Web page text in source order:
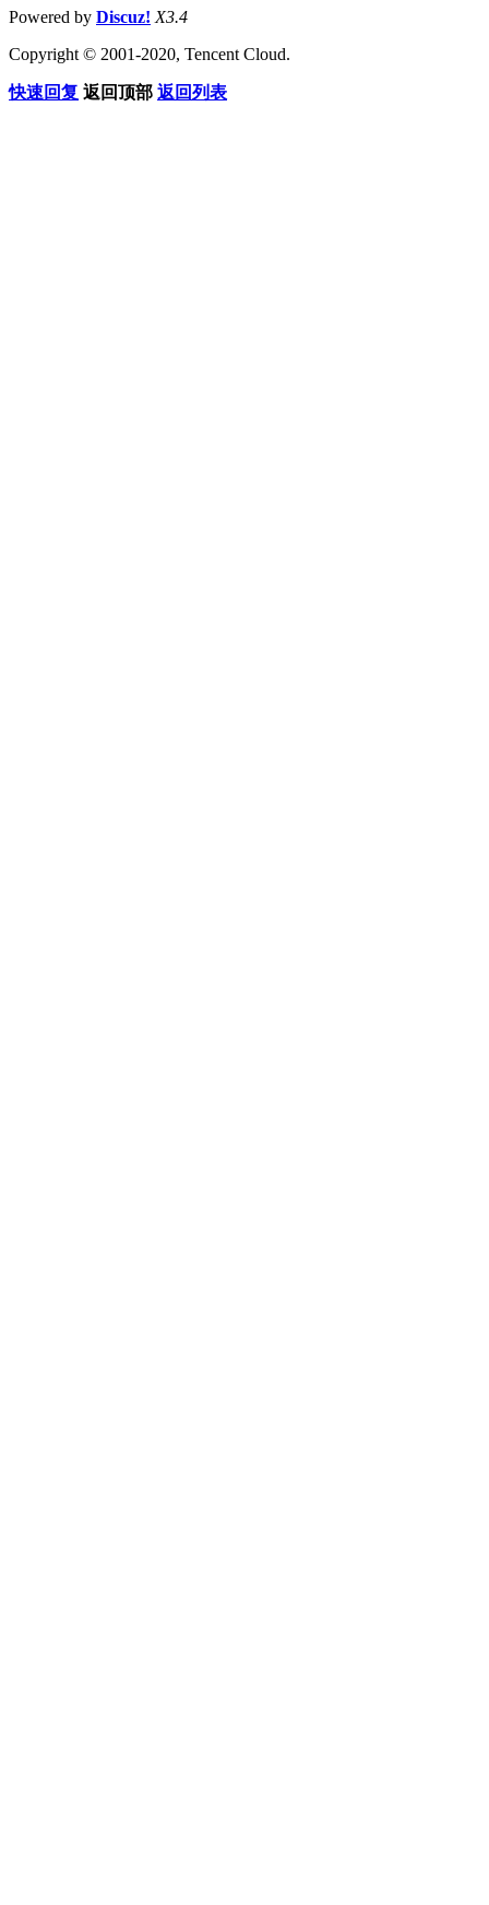
Powered by Discuz! X3.4
Copyright © 2001-2020, Tencent Cloud.
快速回复 返回顶部 返回列表